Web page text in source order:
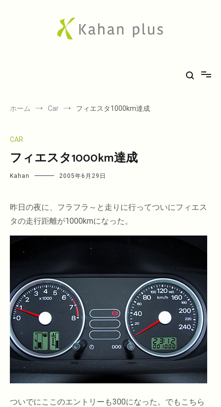
ホーム Car フィエスタ1000km達成
CAR
フィエスタ1000km達成
Kahan 2005年6月29日
昨日の夜に、フラフラ～と走りに行ってついにフィエス
タの走行距離が1000kmになった。
ついでにここのエントリーも300になった。でもこちら